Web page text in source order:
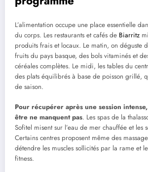
L’alimentation occupe une place essentielle
du corps. Les restaurants et cafés de Biarritz
produits frais et locaux. Le matin, on déguste
fruits du pays basque, des bols vitaminés et
céréales complètes. Le midi, les tables du
des plats équilibrés à base de poisson grillé,
de saison.
Pour récupérer après une session
être ne manquent pas. Les spas de la
Sofitel misent sur l’eau de mer chauffée et les
Certains centres proposent même des
détendre les muscles sollicités par la rame et
fitness.